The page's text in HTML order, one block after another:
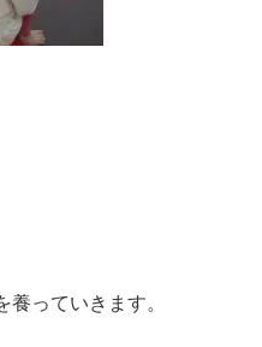
っていきます。